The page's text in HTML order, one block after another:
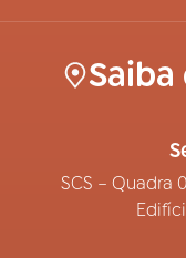
Saiba
SCS – Quadra